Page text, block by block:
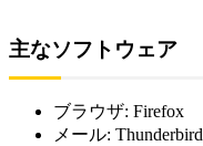
主なソフトウェア
ブラウザ: Firefox
メール: Thunderbird